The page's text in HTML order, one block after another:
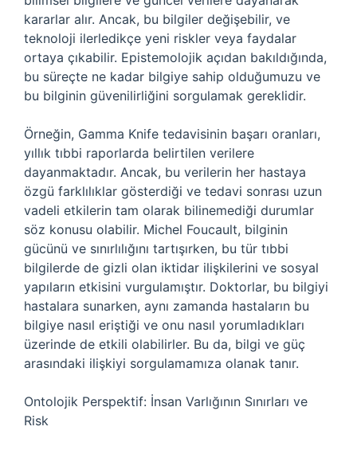
kararlar alır. Ancak, bu bilgiler değişebilir, ve
teknoloji ilerledikçe yeni riskler veya faydalar
ortaya çıkabilir. Epistemolojik açıdan bakıldığında,
bu süreçte ne kadar bilgiye sahip olduğumuzu ve
bu bilginin güvenilirliğini sorgulamak gereklidir.
Örneğin, Gamma Knife tedavisinin başarı oranları,
yıllık tıbbi raporlarda belirtilen verilere
dayanmaktadır. Ancak, bu verilerin her hastaya
özgü farklılıklar gösterdiği ve tedavi sonrası uzun
vadeli etkilerin tam olarak bilinemediği durumlar
söz konusu olabilir. Michel Foucault, bilginin
gücünü ve sınırlılığını tartışırken, bu tür tıbbi
bilgilerde de gizli olan iktidar ilişkilerini ve sosyal
yapıların etkisini vurgulamıştır. Doktorlar, bu bilgiyi
hastalara sunarken, aynı zamanda hastaların bu
bilgiye nasıl eriştiği ve onu nasıl yorumladıkları
üzerinde de etkili olabilirler. Bu da, bilgi ve güç
arasındaki ilişkiyi sorgulamamıza olanak tanır.
Ontolojik Perspektif: İnsan Varlığının Sınırları ve
Risk